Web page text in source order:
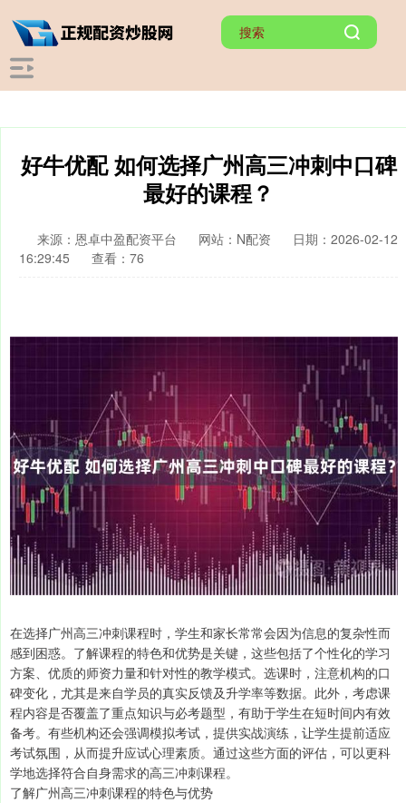
好牛优配 如何选择广州高三冲刺中口碑
最好的课程？
来源：恩卓中盈配资平台 网站：N配资
日期：2026-02-12
16:29:45
查看：76
在选择广州高三冲刺课程时，学生和家长常常会因为信息的复杂性而
感到困惑。了解课程的特色和优势是关键，这些包括了个性化的学习
方案、优质的师资力量和针对性的教学模式。选课时，注意机构的口
碑变化，尤其是来自学员的真实反馈及升学率等数据。此外，考虑课
程内容是否覆盖了重点知识与必考题型，有助于学生在短时间内有效
备考。有些机构还会强调模拟考试，提供实战演练，让学生提前适应
考试氛围，从而提升应试心理素质。通过这些方面的评估，可以更科
学地选择符合自身需求的高三冲刺课程。
了解广州高三冲刺课程的特色与优势